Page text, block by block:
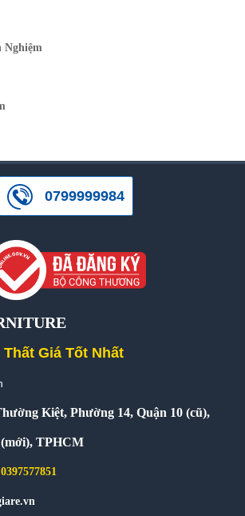
Nghiệm
0799999984
Giá Tốt Nhất
Kiệt, Phường 14, Quận 10 (cũ),
TPHCM